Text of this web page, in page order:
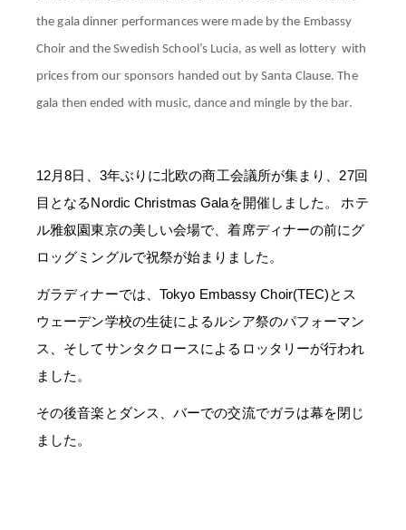
the gala dinner performances were made by the Embassy
Choir and the Swedish School’s Lucia, as well as lottery with
prices from our sponsors handed out by Santa Clause. The
gala then ended with music, dance and mingle by the bar.
12月8日、 3年ぶりに北欧の商工会議所が集まり、27回
目となる Nordic Christmas Galaを開催しました。
ホテ
ル雅叙園東京の美しい会場で、着席ディナーの前にグ
ロッグミングルで祝祭が始まりました。
ガラディナーでは、 Tokyo Embassy Choir(TEC)とス
ウェーデン学校の生徒によるルシア祭のパフォーマン
ス、そしてサンタクロースによるロッタリーが行われ
ました。
その後音楽とダンス、バーでの交流でガラは幕を閉じ
ました。